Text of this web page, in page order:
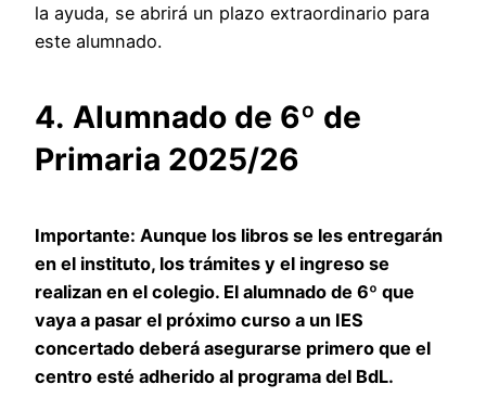
la ayuda, se abrirá un plazo extraordinario para
este alumnado.
4. Alumnado de 6º de
Primaria 2025/26
Importante: Aunque los libros se les entregarán
en el instituto, los trámites y el ingreso se
realizan en el colegio. El alumnado de 6º que
vaya a pasar el próximo curso a un IES
concertado deberá asegurarse primero que el
centro esté adherido al programa del BdL.